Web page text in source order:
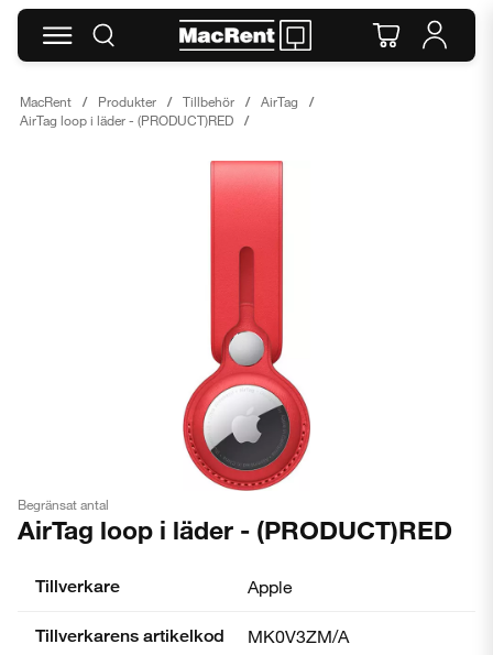
MacRent Produkter Tillbehör
AirTag
AirTag loop i läder - (PRODUCT)RED
Begränsat antal
AirTag loop i läder - (PRODUCT)RED
Tillverkare Apple
Tillverkarens artikelkod MK0V3ZM/A